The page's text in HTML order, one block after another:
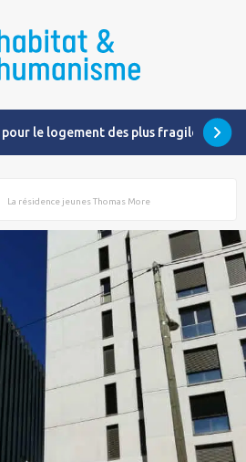
pour le logement des plus fragiles
La résidence jeunes Thomas More